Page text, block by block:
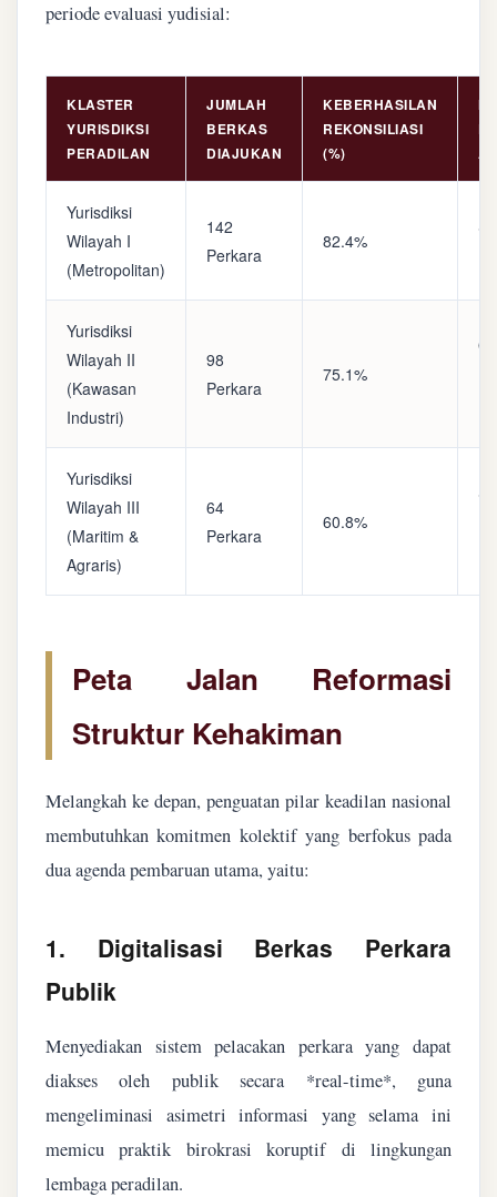
periode evaluasi yudisial:
KLASTER
YURISDIKSI
PERADILAN
JUMLAH
BERKAS
DIAJUKAN
KEBERHASILAN
REKONSILIASI
(%)
Yurisdiksi
Wilayah I
(Metropolitan)
142
Perkara
82.4%
Yurisdiksi
Wilayah II
(Kawasan
Industri)
98
Perkara
75.1%
Yurisdiksi
Wilayah III
(Maritim &
Agraris)
64
Perkara
60.8%
Peta Jalan Reformasi
Struktur Kehakiman
Melangkah ke depan, penguatan pilar keadilan nasional
membutuhkan komitmen kolektif yang berfokus pada
dua agenda pembaruan utama, yaitu:
1. Digitalisasi Berkas Perkara
Publik
Menyediakan sistem pelacakan perkara yang dapat
diakses oleh publik secara *real-time*, guna
mengeliminasi asimetri informasi yang selama ini
memicu praktik birokrasi koruptif di lingkungan
lembaga peradilan.